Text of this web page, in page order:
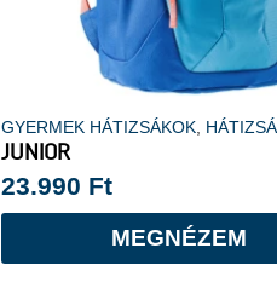
GYERMEK HÁTIZSÁKOK,
JUNIOR
23.990 Ft
MEGNÉZEM